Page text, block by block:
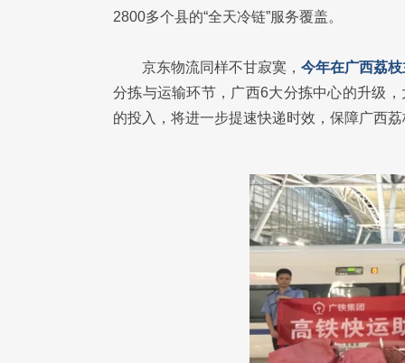
2800多个县的“全天冷链”服务覆盖。
京东物流同样不甘寂寞， 今年在广西荔
分拣与运输环节，广西6大分拣中心的升级
的投入，将进一步提速快递时效，保障广西